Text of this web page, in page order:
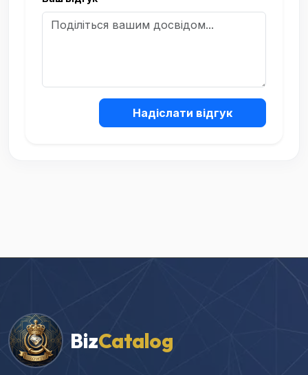
Надіслати відгук
BizCatalog